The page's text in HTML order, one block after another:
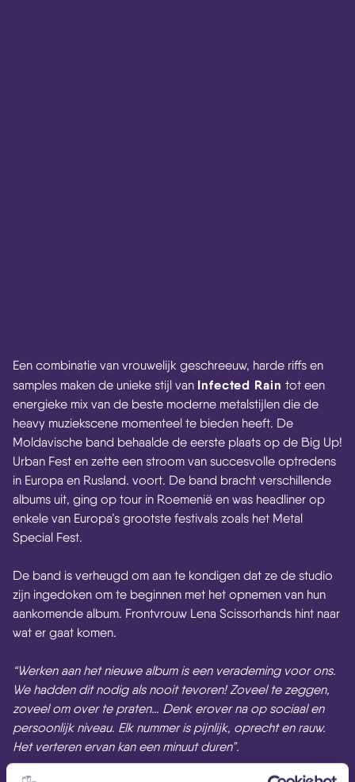
Een combinatie van vrouwelijk geschreeuw, harde riffs en
samples maken de unieke stijl van Infected Rain tot een
energieke mix van de beste moderne metalstijlen die de
heavy muziekscene momenteel te bieden heeft. De
Moldavische band behaalde de eerste plaats op de Big Up!
Urban Fest en zette een stroom van succesvolle optredens
in Europa en Rusland. voort. De band bracht verschillende
albums uit, ging op tour in Roemenië en was headliner op
enkele van Europa’s grootste festivals zoals het Metal
Special Fest.
De band is verheugd om aan te kondigen dat ze de studio
zijn ingedoken om te beginnen met het opnemen van hun
aankomende album. Frontvrouw Lena Scissorhands hint naar
wat er gaat komen.
“Werken aan het nieuwe album is een verademing voor ons.
We hadden dit nodig als nooit tevoren! Zoveel te zeggen,
zoveel om over te praten… Denk erover na op sociaal en
persoonlijk niveau. Elk nummer is pijnlijk, oprecht en rauw.
Het verteren ervan kan een minuut duren”.